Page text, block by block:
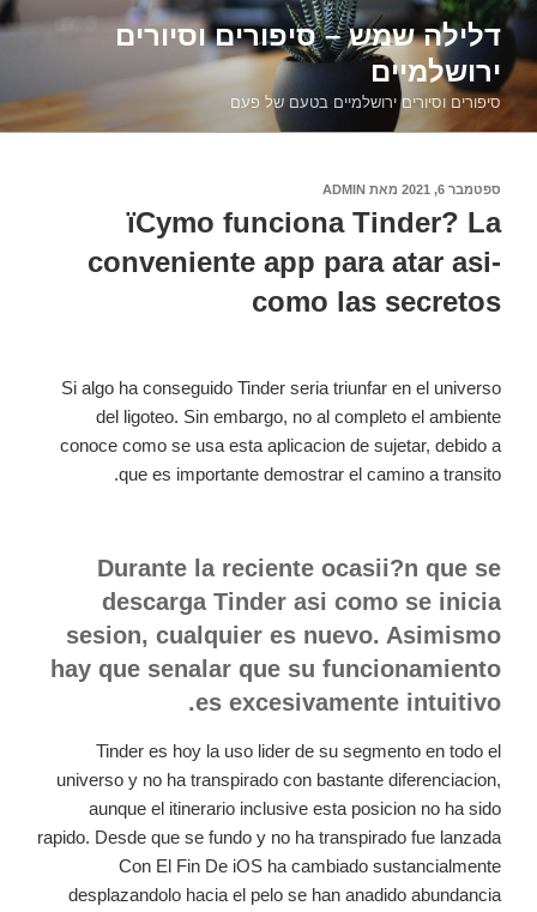
דילוג
לתוכןדלילה שמש – סיפורים וסיורים
ירושלמיים
סיפורים וסיורים ירושלמיים בטעם של פעם
פורסם
ספטמבר 6, 2021 מאת ADMIN
їCуmo funciona Tinder? La
conveniente app para atar asi­
como las secretos
Si algo ha conseguido Tinder seri­a triunfar en el universo
del ligoteo. Sin embargo, no al completo el ambiente
conoce como se usa esta aplicacion de sujetar, debido a
que es importante demostrar el camino a transito.
Durante la reciente ocasii?n que se
descarga Tinder asi­ como se inicia
sesion, cualquier es nuevo. Asimismo
hay que senalar que su funcionamiento
es excesivamente intuitivo.
Tinder es hoy la uso lider de su segmento en todo el
universo y no ha transpirado con bastante diferenciacion,
aunque el itinerario inclusive esta posicion no ha sido
rapido. Desde que se fundo y no ha transpirado fue lanzada
Con El Fin De iOS ha cambiado sustancialmente
desplazandolo hacia el pelo se han anadido abundancia